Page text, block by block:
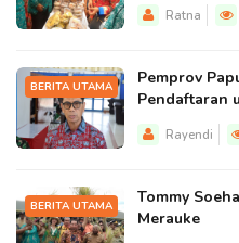
Ratna
BERITA UTAMA
Pemprov
Pendaftaran
Rayendi
BERITA UTAMA
Tommy
Merauke